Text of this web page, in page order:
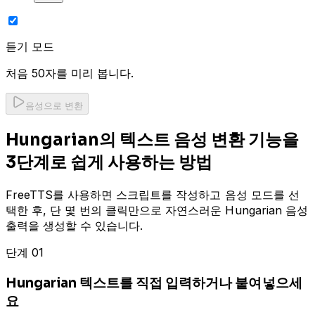
듣기 모드
처음 50자를 미리 봅니다.
음성으로 변환
Hungarian의 텍스트 음성 변환 기능을
3단계로 쉽게 사용하는 방법
FreeTTS를 사용하면 스크립트를 작성하고 음성 모드를 선
택한 후, 단 몇 번의 클릭만으로 자연스러운 Hungarian 음성
출력을 생성할 수 있습니다.
단계 01
Hungarian 텍스트를 직접 입력하거나 붙여넣으세
요